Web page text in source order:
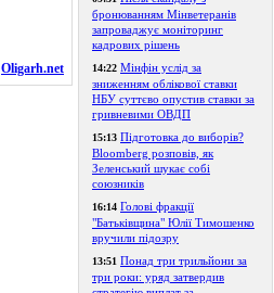
Oligarh.net
бронюванням Мінветеранів
запроваджує моніторинг
кадрових рішень
14:22 Мінфін услід за
зниженням облікової ставки
НБУ суттєво опустив ставки за
гривневими ОВДП
15:13 Підготовка до виборів?
Bloomberg розповів, як
Зеленський шукає собі
союзників
16:14 Голові фракції
"Батьківщина" Юлії Тимошенко
вручили підозру
13:51 Понад три трильйони за
три роки: уряд затвердив